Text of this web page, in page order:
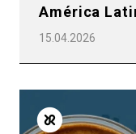
América
15.04.2026